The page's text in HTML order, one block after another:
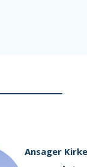
Ansager Kirke